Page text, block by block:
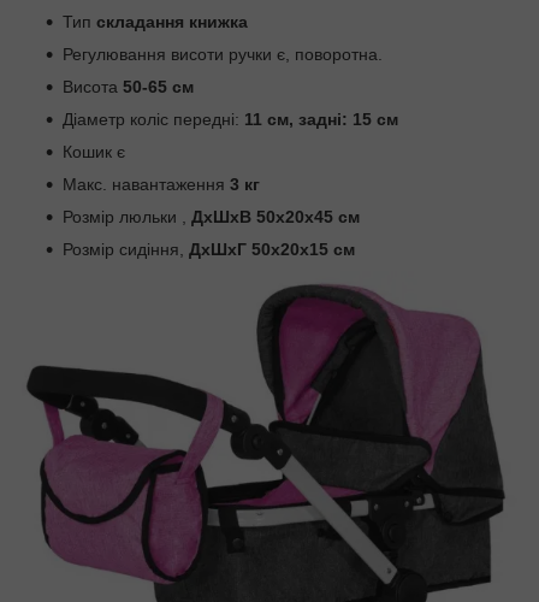
Тип складання книжка
Регулювання висоти ручки є, поворотна.
Висота 50-65 см
Діаметр коліс передні: 11 см, задні: 15 см
Кошик є
Макс. навантаження 3 кг
Розмір люльки , ДхШхВ 50х20х45 см
Розмір сидіння, ДхШхГ 50х20х15 см